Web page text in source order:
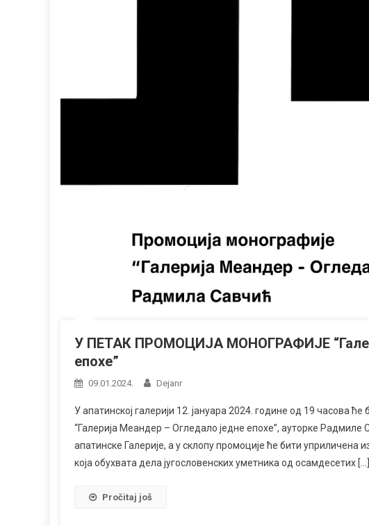
У ПЕТАК ПРОМОЦИЈА МОНОГРАФИЈЕ
епохе”
09.01.2024. Dejanr
У апатинској галерији 12. јануара 2024. године од 19 часова
“Галерија Меандер – Огледало једне епохе”, ауторке
апатинске Галерије, а у склопу промоције ће бити уприличена
која обухвата дела југословенских уметника од осамдесетих […]
Pročitaj još